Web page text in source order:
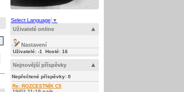
Select Language ▼
Uživatelé online
Nastavení
Uživatelé: -1 Hosté: 16
Nejnovější příspěvky
Nepřečtené příspěvky: 0
Re: ROZCESTNÍK C5